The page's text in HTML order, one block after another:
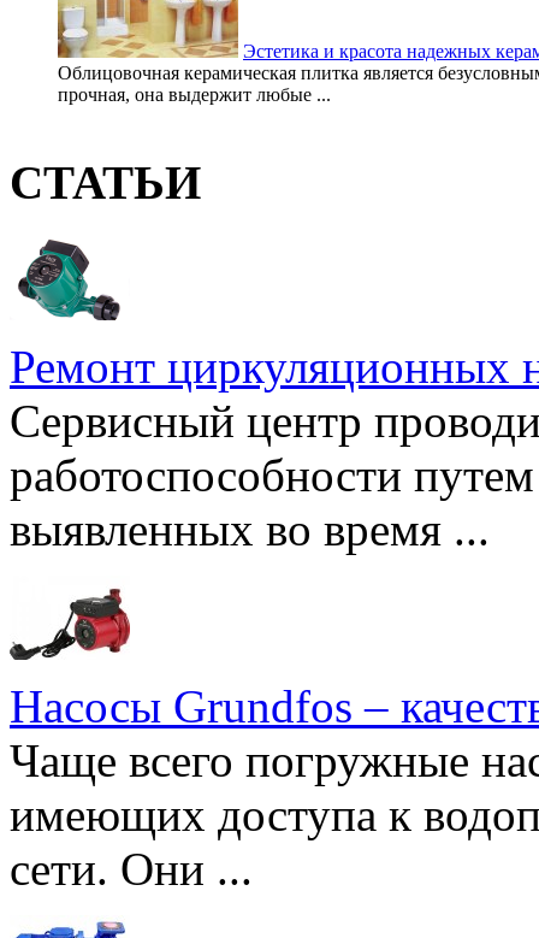
Эстетика и красота надежных
Облицовочная керамическая плитка является
прочная, она выдержит любые ...
СТАТЬИ
Ремонт циркуляционных
Сервисный центр
работоспособности
выявленных во время ...
Насосы Grundfos –
Чаще всего погружные
имеющих доступа к
сети. Они ...